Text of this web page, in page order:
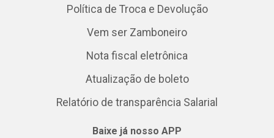
Política de Troca e Devolução
Vem ser Zamboneiro
Nota fiscal eletrônica
Atualização de boleto
Relatório de transparência Salarial
Baixe já nosso APP